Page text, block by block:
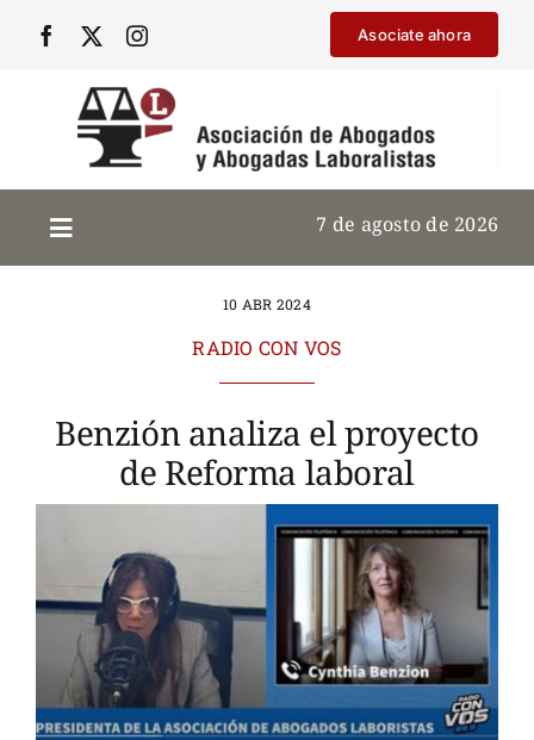
Asociate ahora
7 de agosto de 2026
10 ABR 2024
RADIO CON VOS
Benzión analiza el proyecto
de Reforma laboral